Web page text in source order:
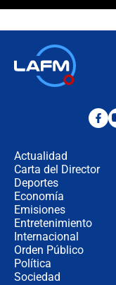
Actualidad
Carta del Director
Deportes
Economía
Emisiones
Entretenimiento
Internacional
Orden Público
Política
Sociedad